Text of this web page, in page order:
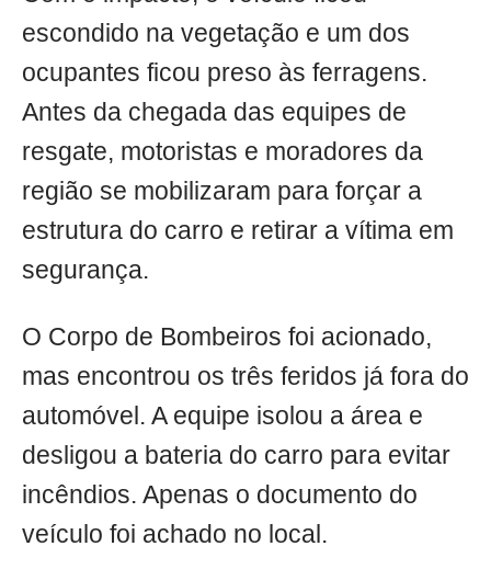
escondido na vegetação e um dos
ocupantes ficou preso às ferragens.
Antes da chegada das equipes de
resgate, motoristas e moradores da
região se mobilizaram para forçar a
estrutura do carro e retirar a vítima em
segurança.
O Corpo de Bombeiros foi acionado,
mas encontrou os três feridos já fora do
automóvel. A equipe isolou a área e
desligou a bateria do carro para evitar
incêndios. Apenas o documento do
veículo foi achado no local.